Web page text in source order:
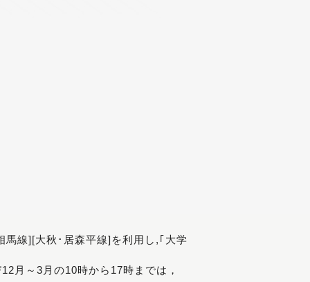
線][大秋･居森平線]を利用し,｢大学
月～3月の10時から17時までは，